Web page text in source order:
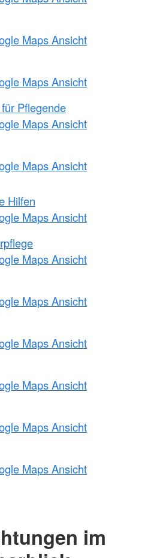
Maps Ansicht
Maps Ansicht
Pflegende
Maps Ansicht
Maps Ansicht
Hilfen
Maps Ansicht
Maps Ansicht
Maps Ansicht
Maps Ansicht
Maps Ansicht
Maps Ansicht
Maps Ansicht
im